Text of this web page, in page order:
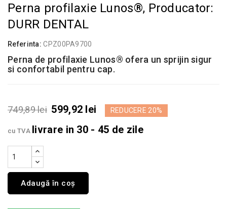
Perna profilaxie Lunos®, Producator:
DURR DENTAL
Referinta: CPZ00PA9700
Perna de profilaxie Lunos® ofera un sprijin sigur
si confortabil pentru cap.
749,89 lei 599,92 lei REDUCERE 20%
cu TVA livrare in 30 - 45 de zile
Adaugă în coș